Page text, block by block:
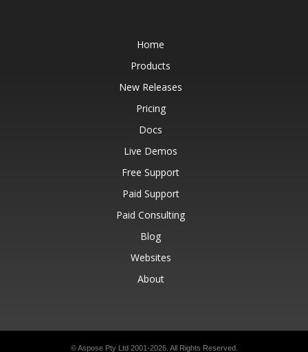
Home
Products
New Releases
Pricing
Docs
Live Demos
Free Support
Paid Support
Paid Consulting
Blog
Websites
About
© Aspose Pty Ltd 2001-2026. All Rights Reserved.